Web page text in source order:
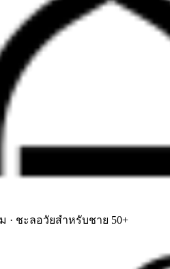
· ชะลอวัยสำหรับชาย 50+